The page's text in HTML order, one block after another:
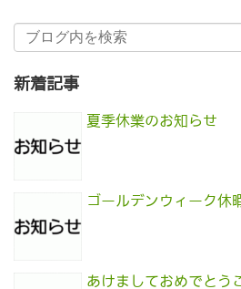
新着記事
夏季休業のお知らせ
ゴールデンウィーク休
あけましておめでとう